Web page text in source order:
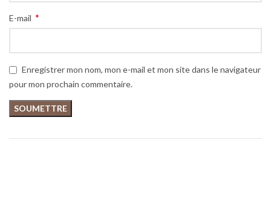
E-mail *
Enregistrer mon nom, mon e-mail et mon site dans le navigateur
pour mon prochain commentaire.